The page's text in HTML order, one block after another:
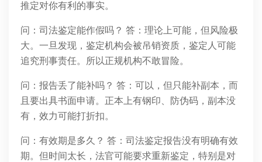
推定对你有利的事实。
问：司法鉴定能作假吗？ 答：理论上可能，但风险极
大。一旦发现，鉴定机构会被吊销资质，鉴定人可能
追究刑事责任。所以正规机构不敢冒险。
问：报告丢了能补吗？ 答：可以，但只能补副本，而
且要出具书面申请。正本上有钢印、防伪码，副本没
有，效力可能打折扣。
问：有效期是多久？ 答：司法鉴定报告没有明确有效
期。但时间太长，法官可能要求重新鉴定，特别是对